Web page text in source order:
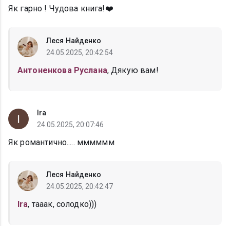
Як гарно ! Чудова книга!❤️
Леся Найденко
24.05.2025, 20:42:54
Антоненкова Руслана, Дякую вам!
Ira
24.05.2025, 20:07:46
Як романтично..... мммммм
Леся Найденко
24.05.2025, 20:42:47
Ira, тааак, солодко)))